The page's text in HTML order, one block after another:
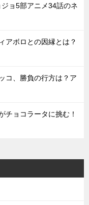
ョ5部アニメ34話のネ
アボロとの因縁とは？
コ、勝負の行方は？ア
チョコラータに挑む！